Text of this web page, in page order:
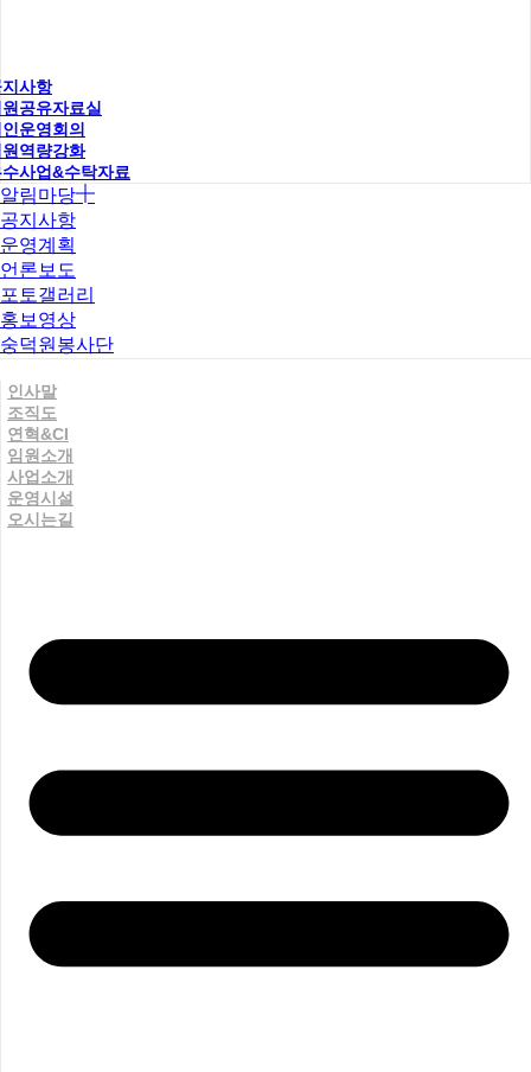
사항
공유자료실
운영회의
역량강화
사업&수탁자료
알림마당
공지사항
운영계획
언론보도
포토갤러리
홍보영상
숭덕원봉사단
인사말
조직도
연혁&CI
임원소개
사업소개
운영시설
오시는길